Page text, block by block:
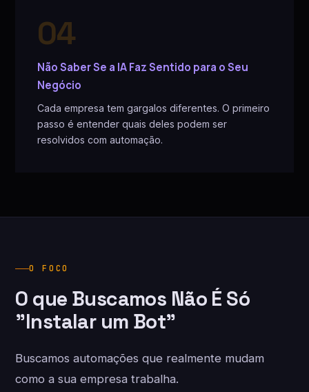
04
Não Saber Se a IA Faz Sentido para o Seu
Negócio
Cada empresa tem gargalos diferentes. O primeiro
passo é entender quais deles podem ser
resolvidos com automação.
O FOCO
O que Buscamos Não É Só
"Instalar um Bot"
Buscamos automações que realmente mudam
como a sua empresa trabalha.